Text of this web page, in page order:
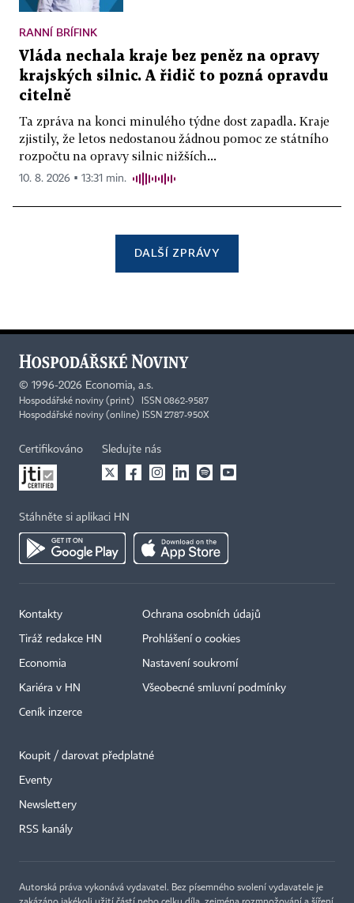
RANNÍ BRÍFINK
Vláda nechala kraje bez peněz na opravy
krajských silnic. A řidič to pozná opravdu
citelně
Ta zpráva na konci minulého týdne dost zapadla. Kraje
zjistily, že letos nedostanou žádnou pomoc ze státního
rozpočtu na opravy silnic nižších...
10. 8. 2026 ▪ 13:31 min.
DALŠÍ ZPRÁVY
© 1996-2026 Economia, a.s.
Hospodářské noviny (print) ISSN 0862-9587
Hospodářské noviny (online) ISSN 2787-950X
Certifikováno Sledujte nás
Stáhněte si aplikaci HN
Kontakty
Tiráž redakce HN
Economia
Kariéra v HN
Ceník inzerce
Ochrana osobních údajů
Prohlášení o cookies
Nastavení soukromí
Všeobecné smluvní podmínky
Koupit / darovat předplatné
Eventy
Newslettery
RSS kanály
Autorská práva vykonává vydavatel. Bez písemného svolení vydavatele je